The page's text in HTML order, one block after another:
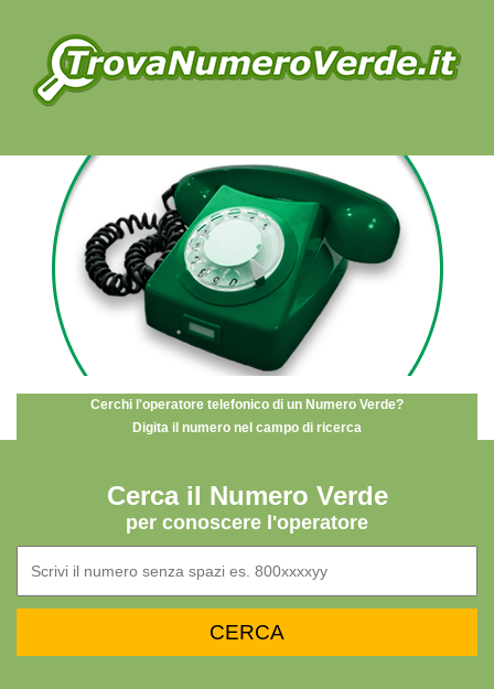
Cerchi l'operatore telefonico di un Numero Verde?
Digita il numero nel campo di ricerca
Cerca il Numero Verde
per conoscere l'operatore